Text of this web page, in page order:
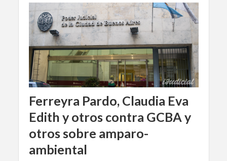
Ferreyra Pardo, Claudia Eva
Edith y otros contra GCBA y
otros sobre amparo-
ambiental